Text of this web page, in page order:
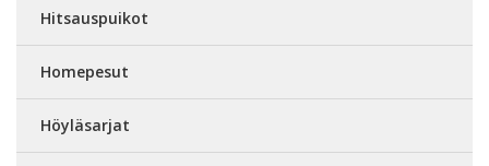
Hitsauspuikot
Homepesut
Höyläsarjat